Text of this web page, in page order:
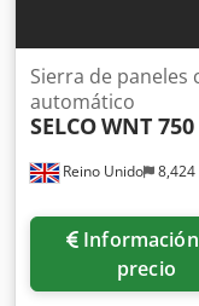
Reino Unido 8,424
Sierra de paneles
automático
SELCOWNT 750
Información de
precio